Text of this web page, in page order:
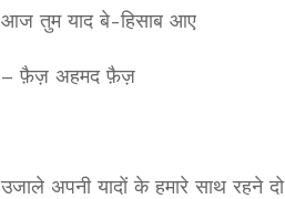
आज तुम याद बे-हिसाब आए
– फ़ैज़ अहमद फ़ैज़
उजाले अपनी यादों के हमारे साथ रहने दो